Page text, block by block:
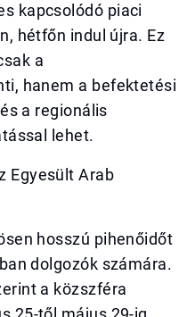
kapcsolódó piaci
hétfőn indul újra. Ez
a
hanem a befektetési
a regionális
lehet.
Egyesült Arab
hosszú pihenőidőt
dolgozók számára.
a közszféra